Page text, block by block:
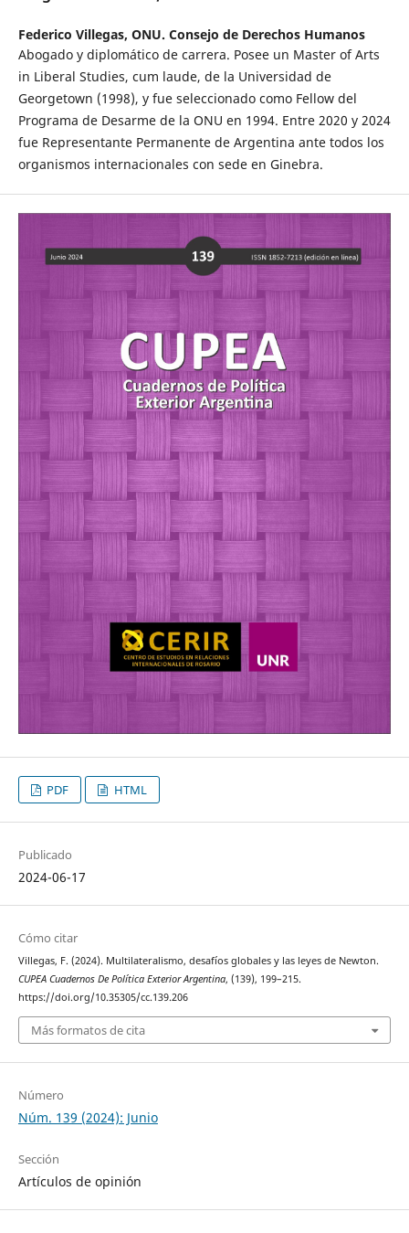
Federico Villegas, ONU. Consejo de Derechos Humanos
Abogado y diplomático de carrera. Posee un Master of Arts
in Liberal Studies, cum laude, de la Universidad de
Georgetown (1998), y fue seleccionado como Fellow del
Programa de Desarme de la ONU en 1994. Entre 2020 y 2024
fue Representante Permanente de Argentina ante todos los
organismos internacionales con sede en Ginebra.
PDF HTML
Publicado
2024-06-17
Cómo citar
Villegas, F. (2024). Multilateralismo, desafíos globales y las leyes de Newton.
CUPEA Cuadernos De Política Exterior Argentina, (139), 199–215.
https://doi.org/10.35305/cc.139.206
Más formatos de cita
Número
Núm. 139 (2024): Junio
Sección
Artículos de opinión